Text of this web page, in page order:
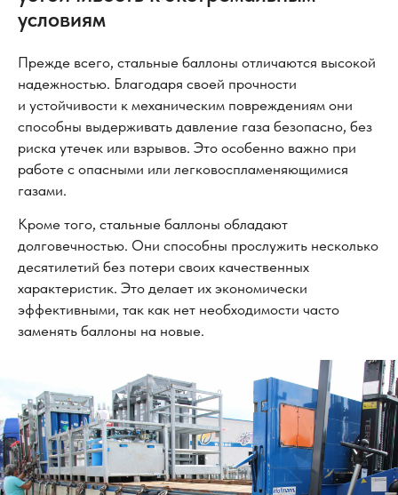
условиям
Прежде всего, стальные баллоны отличаются высокой
надежностью. Благодаря своей прочности
и устойчивости к механическим повреждениям они
способны выдерживать давление газа безопасно, без
риска утечек или взрывов. Это особенно важно при
работе с опасными или легковоспламеняющимися
газами.
Кроме того, стальные баллоны обладают
долговечностью. Они способны прослужить несколько
десятилетий без потери своих качественных
характеристик. Это делает их экономически
эффективными, так как нет необходимости часто
заменять баллоны на новые.